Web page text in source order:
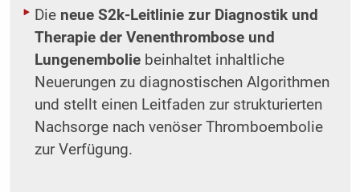
Die neue S2k-Leitlinie zur Diagnostik und
Therapie der Venenthrombose und
Lungenemboliebeinhaltet inhaltliche
Neuerungen zu diagnostischen Algorithmen
und stellt einen Leitfaden zur strukturierten
Nachsorge nach venöser Thromboembolie
zur Verfügung.